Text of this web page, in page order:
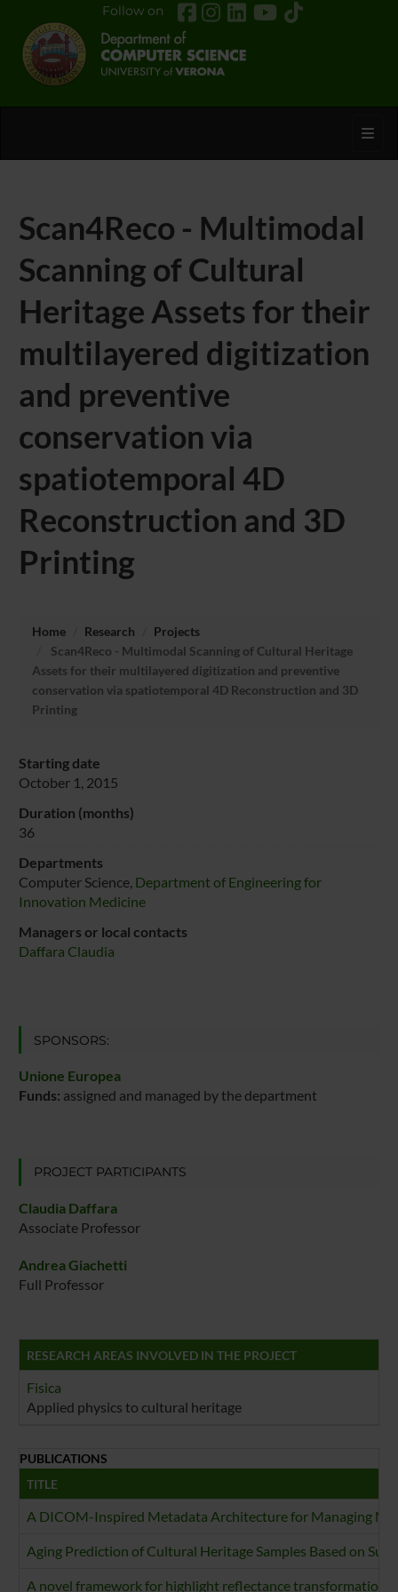
Follow on
Scan4Reco - Multimodal
Scanning of Cultural
Heritage Assets for their
multilayered digitization
and preventive
conservation via
spatiotemporal 4D
Reconstruction and 3D
Printing
Home Research
Projects
Scan4Reco - Multimodal Scanning of Cultural Heritage
Assets for their multilayered digitization and preventive
conservation via spatiotemporal 4D Reconstruction and 3D
Printing
Starting date
October 1, 2015
Duration (months)
36
Departments
Computer Science, Department of Engineering for
Innovation Medicine
Managers or local contacts
Daffara Claudia
SPONSORS:
Unione Europea
Funds: assigned and managed by the department
PROJECT PARTICIPANTS
Claudia Daffara
Associate Professor
Andrea Giachetti
Full Professor
RESEARCH AREAS INVOLVED IN THE PROJECT
Fisica
Applied physics to cultural heritage
PUBLICATIONS
TITLE
A DICOM-Inspired Metadata Architecture for Managing
Aging Prediction of Cultural Heritage Samples Based on
A novel framework for highlight reflectance transformation